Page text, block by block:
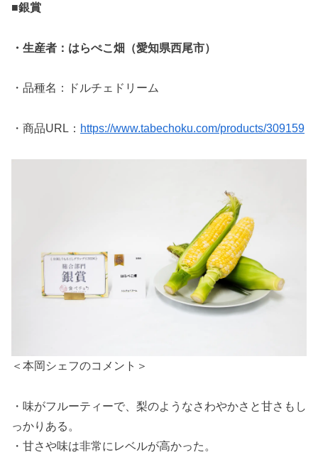
■銀賞
・生産者：はらぺこ畑（愛知県西尾市）
・品種名：ドルチェドリーム
・商品URL： https://www.tabechoku.com/products/309159
＜本岡シェフのコメント＞
・味がフルーティーで、梨のようなさわやかさと甘さもし
っかりある。
・甘さや味は非常にレベルが高かった。